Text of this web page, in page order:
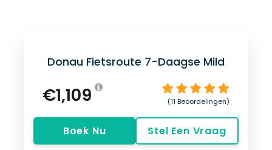
Donau Fietsroute 7-Daagse Mild
€1,109 (11 Beoordelingen)
Boek Nu Stel Een Vraag